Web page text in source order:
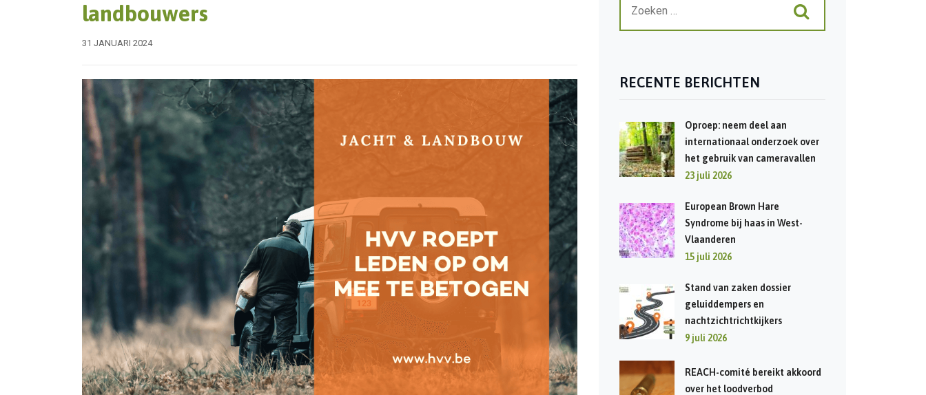
landbouwers
31 JANUARI 2024
RECENTE BERICHTEN
Oproep: neem deel aan
internationaal onderzoek over
het gebruik van cameravallen
23 juli 2026
European Brown Hare
Syndrome bij haas in West-
Vlaanderen
15 juli 2026
Stand van zaken dossier
geluiddempers en
nachtzichtrichtkijkers
9 juli 2026
REACH-comité bereikt akkoord
over het loodverbod